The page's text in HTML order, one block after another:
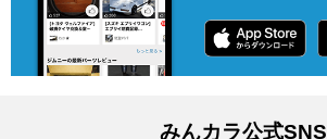
みんカラ公式SNS